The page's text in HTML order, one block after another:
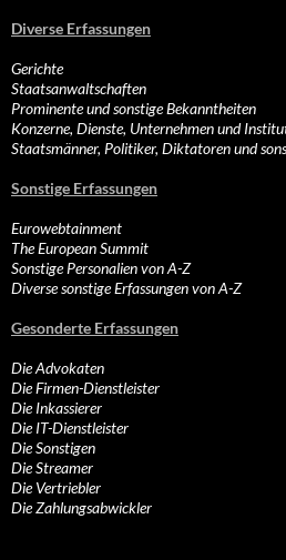
Diverse Erfassungen
Gerichte
Staatsanwaltschaften
Prominente und sonstige Bekanntheiten
Konzerne, Dienste, Unternehmen und
Staatsmänner, Politiker, Diktatoren und
Sonstige Erfassungen
Eurowebtainment
The European Summit
Sonstige Personalien von A-Z
Diverse sonstige Erfassungen von A-Z
Gesonderte Erfassungen
Die Advokaten
Die Firmen-Dienstleister
Die Inkassierer
Die IT-Dienstleister
Die Sonstigen
Die Streamer
Die Vertriebler
Die Zahlungsabwickler